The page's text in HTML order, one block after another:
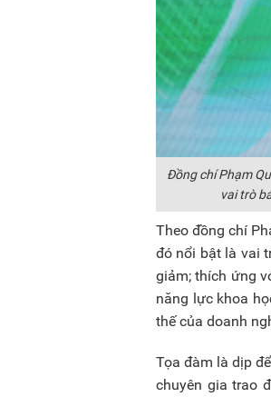
Đồng chí Phạm
vai trò
Theo đồng chí
đó nổi bật là vai
giảm; thích ứng
năng lực khoa
thế của doanh
Tọa đàm là dịp
chuyên gia trao